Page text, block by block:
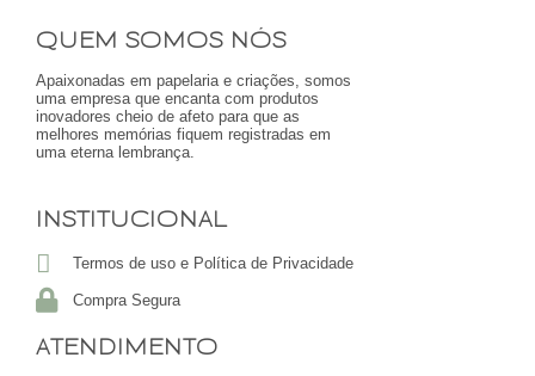
QUEM SOMOS NÓS
Apaixonadas em papelaria e criações, somos
uma empresa que encanta com produtos
inovadores cheio de afeto para que as
melhores memórias fiquem registradas em
uma eterna lembrança.
INSTITUCIONAL
Termos de uso e Política de Privacidade
Compra Segura
ATENDIMENTO